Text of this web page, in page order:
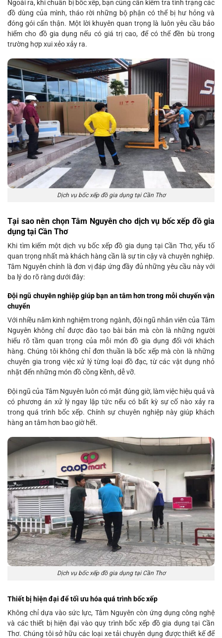
Ngoài ra, khi chuẩn bị bốc xếp, bạn cũng cần kiểm tra tình trạng các
đồ dùng của mình, tháo rời những bộ phận có thể bị hư hỏng và
đóng gói cẩn thận. Một lời khuyên quan trọng là luôn yêu cầu bảo
hiểm cho đồ gia dụng nếu có giá trị cao, để có thể đền bù trong
trường hợp xui xẻo xảy ra.
Dịch vụ bốc xếp đồ gia dụng tại Cần Thơ
Tại sao nên chọn Tâm Nguyên cho dịch vụ bốc xếp đồ gia
dụng tại Cần Thơ
Khi tìm kiếm một dịch vụ bốc xếp đồ gia dụng tại Cần Thơ, yếu tố
quan trọng nhất mà khách hàng cần là sự tin cậy và chuyên nghiệp.
Tâm Nguyên chính là đơn vị đáp ứng đầy đủ những yêu cầu này với
ba lý do rõ ràng dưới đây:
Đội ngũ chuyên nghiệp giúp bạn an tâm hơn trong mỗi chuyến vận
chuyển
Với nhiều năm kinh nghiệm trong ngành, đội ngũ nhân viên của Tâm
Nguyên không chỉ được đào tạo bài bản mà còn là những người
hiểu rõ tầm quan trọng của mỗi món đồ gia dụng đối với khách
hàng. Chúng tôi không chỉ đơn thuần là bốc xếp mà còn là những
chuyên gia trong việc xử lý từng loại đồ đạc, từ các vật dụng nhỏ
nhặt đến những món đồ cồng kềnh, dễ vỡ.
Đội ngũ của Tâm Nguyên luôn có mặt đúng giờ, làm việc hiệu quả và
có phương án xử lý ngay lập tức nếu có bất kỳ sự cố nào xảy ra
trong quá trình bốc xếp. Chính sự chuyên nghiệp này giúp khách
hàng an tâm hơn bao giờ hết.
Dịch vụ bốc xếp đồ gia dụng tại Cần Thơ
Thiết bị hiện đại để tối ưu hóa quá trình bốc xếp
Không chỉ dựa vào sức lực, Tâm Nguyên còn ứng dụng công nghệ
và các thiết bị hiện đại vào quy trình bốc xếp đồ gia dụng tại Cần
Thơ. Chúng tôi sở hữu các loại xe tải chuyên dụng được thiết kế để